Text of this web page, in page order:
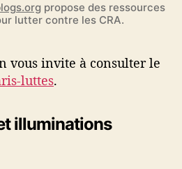
propose des ressources
lutter contre les CRA.
vous invite à consulter le
luttes.
illuminations